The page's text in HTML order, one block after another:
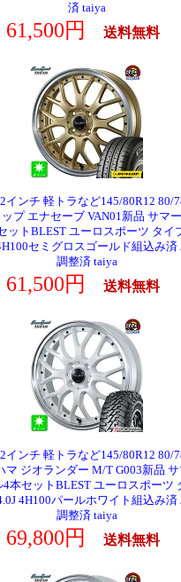
済 taiya
61,500円 送料無料
インチ 軽トラなど145/80R12 80/
プ エナセーブ VAN01新品 サマ
ットBLEST ユーロスポーツ タイ
セミグロスゴールド組込み済
調整済 taiya
61,500円 送料無料
インチ 軽トラなど145/80R12 80/
マ ジオランダー M/T G003新品
4本セットBLEST ユーロスポーツ
4H100パールホワイト組込み済
調整済 taiya
69,800円 送料無料